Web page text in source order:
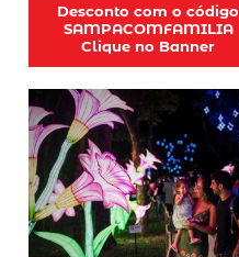
Desconto com o código
SAMPACOMFAMILIA
Clique no Banner